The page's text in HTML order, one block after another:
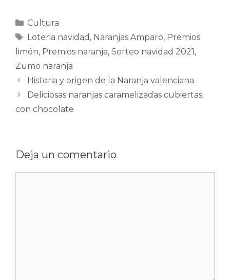
Categorías
Cultura
Etiquetas
Loteria navidad , Naranjas Amparo, Premios
limón, Premios naranja, Sorteo navidad 2021,
Zumo naranja
Historia y origen de la Naranja valenciana
Deliciosas naranjas caramelizadas cubiertas
con chocolate
Deja un comentario